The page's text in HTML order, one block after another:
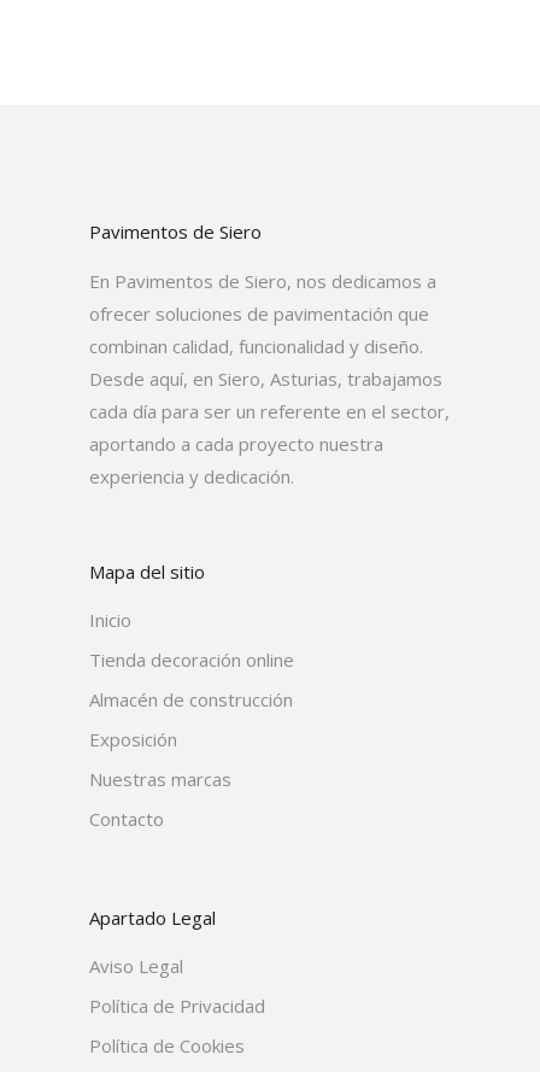
Pavimentos de Siero
En Pavimentos de Siero, nos dedicamos a
ofrecer soluciones de pavimentación que
combinan calidad, funcionalidad y diseño.
Desde aquí, en Siero, Asturias, trabajamos
cada día para ser un referente en el sector,
aportando a cada proyecto nuestra
experiencia y dedicación.
Mapa del sitio
Inicio
Tienda decoración online
Almacén de construcción
Exposición
Nuestras marcas
Contacto
Apartado Legal
Aviso Legal
Política de Privacidad
Política de Cookies